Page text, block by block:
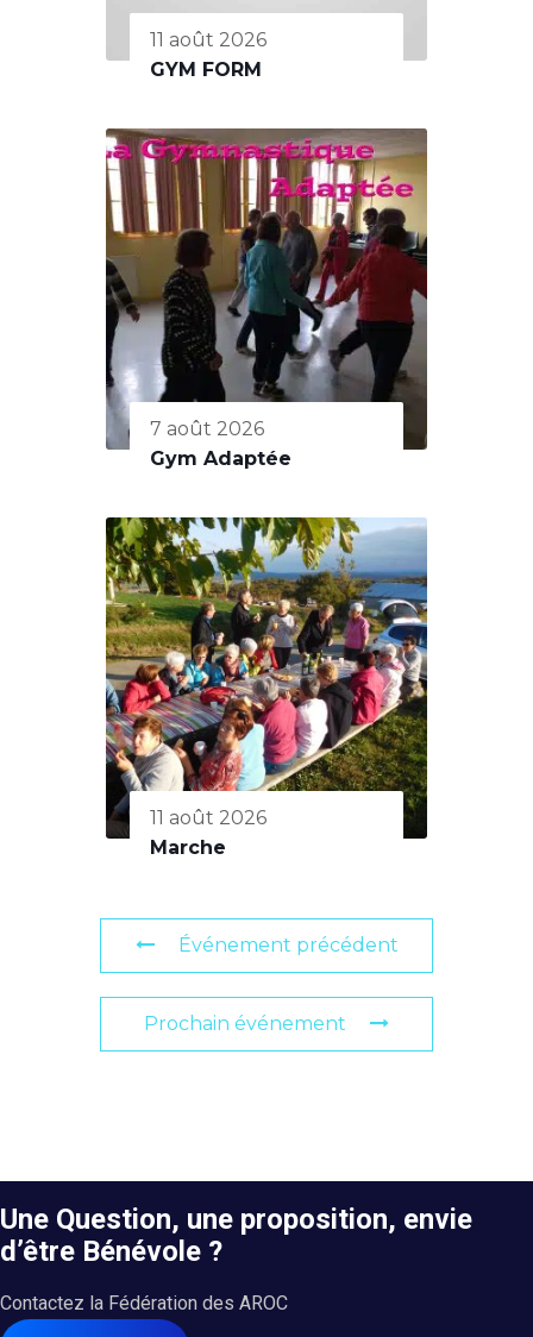
11 août 2026
GYM FORM
7 août 2026
Gym Adaptée
11 août 2026
Marche
Événement précédent
Prochain événement
Une Question, une proposition, envie
d’être Bénévole ?
Contactez la Fédération des AROC